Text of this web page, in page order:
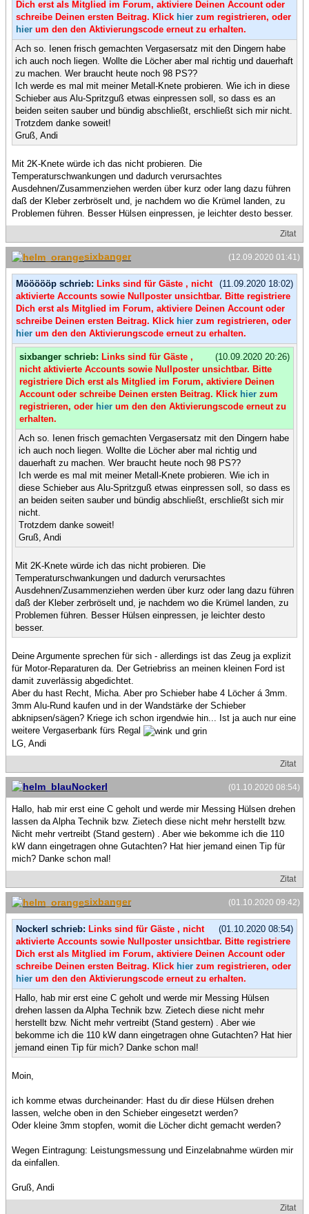
Dich erst als Mitglied im Forum, aktiviere Deinen Account oder
schreibe Deinen ersten Beitrag. Klick hier zum registrieren, oder
hier um den den Aktivierungscode erneut zu erhalten.
Ach so. Ienen frisch gemachten Vergasersatz mit den Dingern habe
ich auch noch liegen. Wollte die Löcher aber mal richtig und dauerhaft
zu machen. Wer braucht heute noch 98 PS??
Ich werde es mal mit meiner Metall-Knete probieren. Wie ich in diese
Schieber aus Alu-Spritzguß etwas einpressen soll, so dass es an
beiden seiten sauber und bündig abschließt, erschließt sich mir nicht.
Trotzdem danke soweit!
Gruß, Andi
Mit 2K-Knete würde ich das nicht probieren. Die
Temperaturschwankungen und dadurch verursachtes
Ausdehnen/Zusammenziehen werden über kurz oder lang dazu führen
daß der Kleber zerbröselt und, je nachdem wo die Krümel landen, zu
Problemen führen. Besser Hülsen einpressen, je leichter desto besser.
Zitat
(12.09.2020 01:41)
sixbanger
(11.09.2020 18:02)
Möööööp schrieb: Links sind für Gäste , nicht
aktivierte Accounts sowie Nullposter unsichtbar. Bitte registriere
Dich erst als Mitglied im Forum, aktiviere Deinen Account oder
schreibe Deinen ersten Beitrag. Klick hier zum registrieren, oder
hier um den den Aktivierungscode erneut zu erhalten.
(10.09.2020 20:26)
sixbanger schrieb: Links sind für Gäste ,
nicht aktivierte Accounts sowie Nullposter unsichtbar. Bitte
registriere Dich erst als Mitglied im Forum, aktiviere Deinen
Account oder schreibe Deinen ersten Beitrag. Klick hier zum
registrieren, oder hier um den den Aktivierungscode erneut zu
erhalten.
Ach so. Ienen frisch gemachten Vergasersatz mit den Dingern habe
ich auch noch liegen. Wollte die Löcher aber mal richtig und
dauerhaft zu machen. Wer braucht heute noch 98 PS??
Ich werde es mal mit meiner Metall-Knete probieren. Wie ich in
diese Schieber aus Alu-Spritzguß etwas einpressen soll, so dass es
an beiden seiten sauber und bündig abschließt, erschließt sich mir
nicht.
Trotzdem danke soweit!
Gruß, Andi
Mit 2K-Knete würde ich das nicht probieren. Die
Temperaturschwankungen und dadurch verursachtes
Ausdehnen/Zusammenziehen werden über kurz oder lang dazu führen
daß der Kleber zerbröselt und, je nachdem wo die Krümel landen, zu
Problemen führen. Besser Hülsen einpressen, je leichter desto
besser.
Deine Argumente sprechen für sich - allerdings ist das Zeug ja explizit
für Motor-Reparaturen da. Der Getriebriss an meinen kleinen Ford ist
damit zuverlässig abgedichtet.
Aber du hast Recht, Micha. Aber pro Schieber habe 4 Löcher á 3mm.
3mm Alu-Rund kaufen und in der Wandstärke der Schieber
abknipsen/sägen? Kriege ich schon irgendwie hin... Ist ja auch nur eine
weitere Vergaserbank fürs Regal
LG, Andi
Zitat
(01.10.2020 08:54)
Nockerl
Hallo, hab mir erst eine C geholt und werde mir Messing Hülsen drehen
lassen da Alpha Technik bzw. Zietech diese nicht mehr herstellt bzw.
Nicht mehr vertreibt (Stand gestern) . Aber wie bekomme ich die 110
kW dann eingetragen ohne Gutachten? Hat hier jemand einen Tip für
mich? Danke schon mal!
Zitat
(01.10.2020 09:42)
sixbanger
(01.10.2020 08:54)
Nockerl schrieb: Links sind für Gäste , nicht
aktivierte Accounts sowie Nullposter unsichtbar. Bitte registriere
Dich erst als Mitglied im Forum, aktiviere Deinen Account oder
schreibe Deinen ersten Beitrag. Klick hier zum registrieren, oder
hier um den den Aktivierungscode erneut zu erhalten.
Hallo, hab mir erst eine C geholt und werde mir Messing Hülsen
drehen lassen da Alpha Technik bzw. Zietech diese nicht mehr
herstellt bzw. Nicht mehr vertreibt (Stand gestern) . Aber wie
bekomme ich die 110 kW dann eingetragen ohne Gutachten? Hat hier
jemand einen Tip für mich? Danke schon mal!
Moin,
ich komme etwas durcheinander: Hast du dir diese Hülsen drehen
lassen, welche oben in den Schieber eingesetzt werden?
Oder kleine 3mm stopfen, womit die Löcher dicht gemacht werden?
Wegen Eintragung: Leistungsmessung und Einzelabnahme würden mir
da einfallen.
Gruß, Andi
Zitat